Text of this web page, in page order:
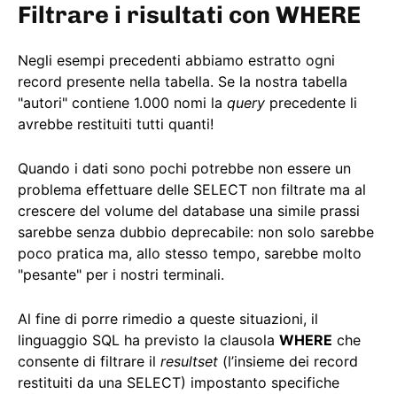
Filtrare i risultati con WHERE
Negli esempi precedenti abbiamo estratto ogni
record presente nella tabella. Se la nostra tabella
"autori" contiene 1.000 nomi la query precedente li
avrebbe restituiti tutti quanti!
Quando i dati sono pochi potrebbe non essere un
problema effettuare delle SELECT non filtrate ma al
crescere del volume del database una simile prassi
sarebbe senza dubbio deprecabile: non solo sarebbe
poco pratica ma, allo stesso tempo, sarebbe molto
"pesante" per i nostri terminali.
Al fine di porre rimedio a queste situazioni, il
linguaggio SQL ha previsto la clausola WHERE che
consente di filtrare il resultset (l’insieme dei record
restituiti da una SELECT) impostanto specifiche